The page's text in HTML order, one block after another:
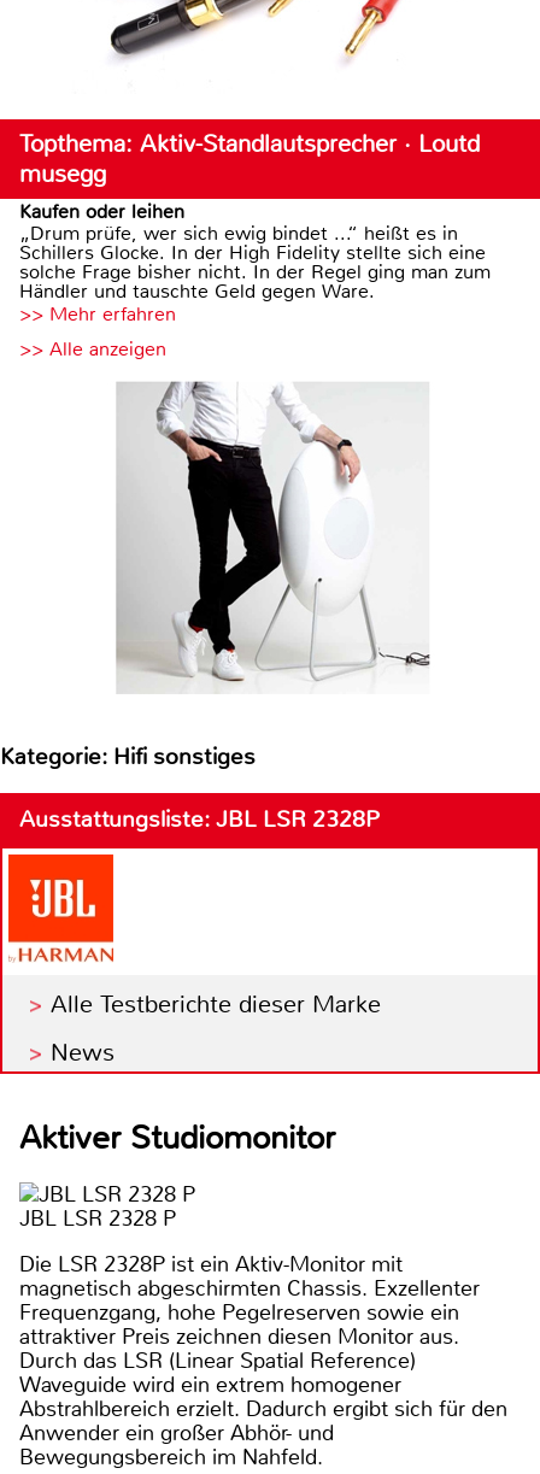
Topthema: Aktiv-Standlautsprecher · Loutd
musegg
Kaufen oder leihen
„Drum prüfe, wer sich ewig bindet ...“ heißt es in
Schillers Glocke. In der High Fidelity stellte sich eine
solche Frage bisher nicht. In der Regel ging man zum
Händler und tauschte Geld gegen Ware.
>> Mehr erfahren
>> Alle anzeigen
Kategorie: Hifi sonstiges
Ausstattungsliste: JBL LSR 2328P
Alle Testberichte dieser Marke
News
Aktiver Studiomonitor
JBL LSR 2328 P
Die LSR 2328P ist ein Aktiv-Monitor mit
magnetisch abgeschirmten Chassis. Exzellenter
Frequenzgang, hohe Pegelreserven sowie ein
attraktiver Preis zeichnen diesen Monitor aus.
Durch das LSR (Linear Spatial Reference)
Waveguide wird ein extrem homogener
Abstrahlbereich erzielt. Dadurch ergibt sich für den
Anwender ein großer Abhör- und
Bewegungsbereich im Nahfeld.